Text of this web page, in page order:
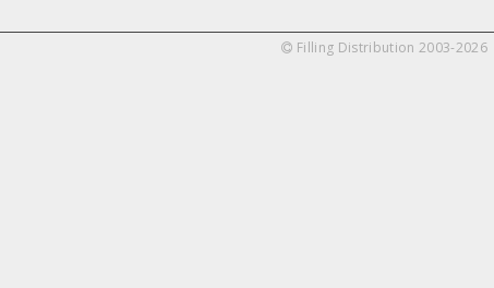
Filling Distribution 2003-2026